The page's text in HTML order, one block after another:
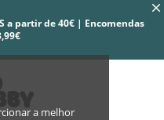
a melhor
a partir de 40€ | Encomendas